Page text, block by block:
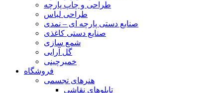
طراحی و چاپ پارچه
طراحی لباس
صنایع دستی پارچه ای – نمدی
صنایع دستی کاغذی
شمع سازی
گل آرایی
خمیرچینی
فروشگاه
هنرهای تجسمی
تابلوهای نقاشی